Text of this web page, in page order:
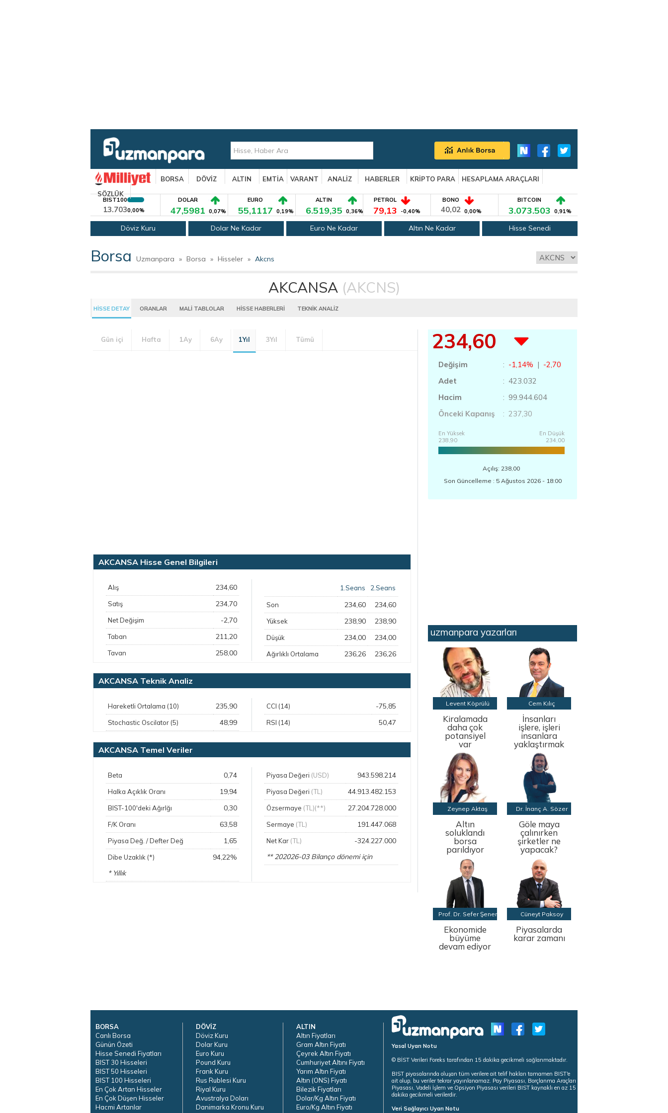
BORSA DÖVİZ ALTIN EMTİA VARANT ANALİZ HABERLER KRİPTO PARA
HESAPLAMA ARAÇLARI
SÖZLÜK
BIST100
13.7030,00%
DOLAR
47,5981 0,07%
EURO
55,1117 0,19%
ALTIN
6.519,35 0,36%
PETROL
79,13 -0,40%
BONO
40,02 0,00%
BITCOIN
3.073.503 0,91%
Döviz Kuru Dolar Ne Kadar Euro Ne Kadar Altın Ne Kadar Hisse Senedi
Borsa Uzmanpara » Borsa » Hisseler » Akcns
AKCANSA(AKCNS)
HİSSE DETAY ORANLAR MALİ TABLOLAR HİSSE HABERLERİ TEKNİK ANALİZ
Gün içi Hafta 1Ay 6Ay 1Yıl 3Yıl Tümü
AKCANSA Hisse Genel Bilgileri
Alış 234,60
Satış 234,70
Net Değişim -2,70
Taban 211,20
Tavan 258,00
1.Seans 2.Seans
Son 234,60 234,60
Yüksek 238,90 238,90
Düşük 234,00 234,00
Ağırlıklı Ortalama 236,26 236,26
AKCANSA Teknik Analiz
Hareketli Ortalama (10) 235,90
Stochastic Oscilator (5) 48,99
CCI (14) -75,85
RSI (14) 50,47
AKCANSA Temel Veriler
Beta 0,74
Halka Açıklık Oranı 19,94
BIST-100'deki Ağırlğı 0,30
F/K Oranı 63,58
Piyasa Değ. / Defter Değ 1,65
Dibe Uzaklık (*)
94,22%
* Yıllık
Piyasa Değeri (USD) 943.598.214
Piyasa Değeri (TL) 44.913.482.153
Özsermaye (TL)(**) 27.204.728.000
Sermaye (TL) 191.447.068
Net Kar (TL)
-324.227.000
** 202026-03 Bilanço dönemi için
234,60
Değişim : -1,14% | -2,70
Adet
: 423.032
Hacim
: 99.944.604
Önceki Kapanış
: 237,30
En Yüksek
238,90
En Düşük
234,00
Açılış: 238,00
Son Güncelleme : 5 Ağustos 2026 - 18:00
uzmanpara yazarları
Levent Köprülü
Kiralamada
daha çok
potansiyel
var
Cem Kılıç
İnsanları
işlere, işleri
insanlara
yaklaştırmak
Zeynep Aktaş
Altın
soluklandı
borsa
parıldıyor
Dr. İnanç A. Sözer
Göle maya
çalınırken
şirketler ne
yapacak?
Prof. Dr. Sefer Şener
Ekonomide
büyüme
devam ediyor
Cüneyt Paksoy
Piyasalarda
karar zamanı
BORSA
Canlı Borsa
Günün Özeti
Hisse Senedi Fiyatları
BIST 30 Hisseleri
BIST 50 Hisseleri
BIST 100 Hisseleri
En Çok Artan Hisseler
En Çok Düşen Hisseler
Hacmi Artanlar
DÖVİZ
Döviz Kuru
Dolar Kuru
Euro Kuru
Pound Kuru
Frank Kuru
Rus Rublesi Kuru
Riyal Kuru
Avustralya Doları
Danimarka Kronu Kuru
ALTIN
Altın Fiyatları
Gram Altın Fiyatı
Çeyrek Altın Fiyatı
Cumhuriyet Altını Fiyatı
Yarım Altın Fiyatı
Altın (ONS) Fiyatı
Bilezik Fiyatları
Dolar/Kg Altın Fiyatı
Euro/Kg Altın Fiyatı
Yasal Uyarı Notu
© BİST Verileri Foreks tarafından 15 dakika gecikmeli sağlanmaktadır.
BIST piyasalarında oluşan tüm verilere ait telif hakları tamamen BIST'e
ait olup, bu veriler tekrar yayınlanamaz. Pay Piyasası, Borçlanma Araçları
Piyasası, Vadeli İşlem ve Opsiyon Piyasası verileri BIST kaynaklı en az 15
dakika gecikmeli verilerdir.
Veri Sağlayıcı Uyarı Notu